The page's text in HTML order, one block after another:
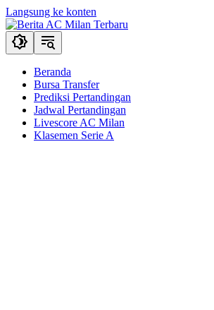
Langsung ke konten
Beranda
Bursa Transfer
Prediksi Pertandingan
Jadwal Pertandingan
Livescore AC Milan
Klasemen Serie A